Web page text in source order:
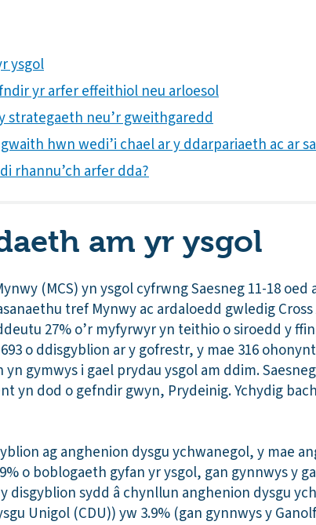
ysgol
yr arfer effeithiol neu arloesol
strategaeth neu’r gweithgaredd
hwn wedi’i chael ar y ddarpariaeth ac ar
rhannu’ch arfer dda?
am yr ysgol
(MCS) yn ysgol cyfrwng Saesneg 11-18
tref Mynwy ac ardaloedd gwledig
27% o’r myfyrwyr yn teithio o siroedd y
o ddisgyblion ar y gofrestr, y mae 316
yn gymwys i gael prydau ysgol am ddim.
yn dod o gefndir gwyn, Prydeinig. Ychydig
ag anghenion dysgu ychwanegol, y mae
o boblogaeth gyfan yr ysgol, gan gynnwys y
disgyblion sydd â chynllun anghenion dysgu
Unigol (CDU)) yw 3.9% (gan gynnwys y